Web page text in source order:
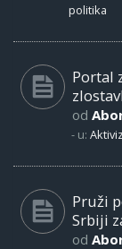
politika
Portal
od
- u:
Pruži
Srbiji
od